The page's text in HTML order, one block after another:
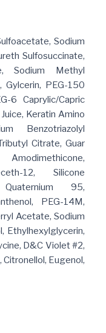
Sodium
Sulfosuccinate,
Sodium Methyl
Gylcerin, PEG-150
6 Caprylic/Capric
Keratin Amino
Benzotriazolyl
Citrate, Guar
Amodimethicone,
12, Silicone
Quaternium 95,
PEG-14M,
Acetate, Sodium
Ethylhexylglycerin,
D&C Violet #2,
Eugenol,